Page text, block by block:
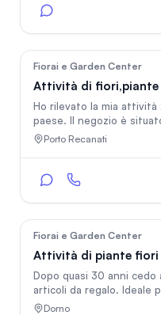
contatti fornitori.
Prezzo: 70.000€
Fiorai e Garden Center
Attività di fiori,piante
Ho rilevato la mia attività
paese. Il negozio è
al comune ed è ben curato e
Porto Recanati
Fiorai e Garden Center
Attività di piante fiori
Dopo quasi 30 anni
articoli da regalo. Ideale per 2
Dorno